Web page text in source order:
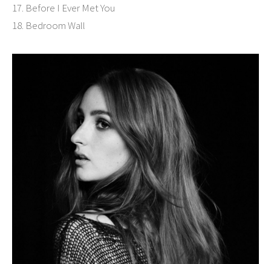
17. Before I Ever Met You
18. Bedroom Wall